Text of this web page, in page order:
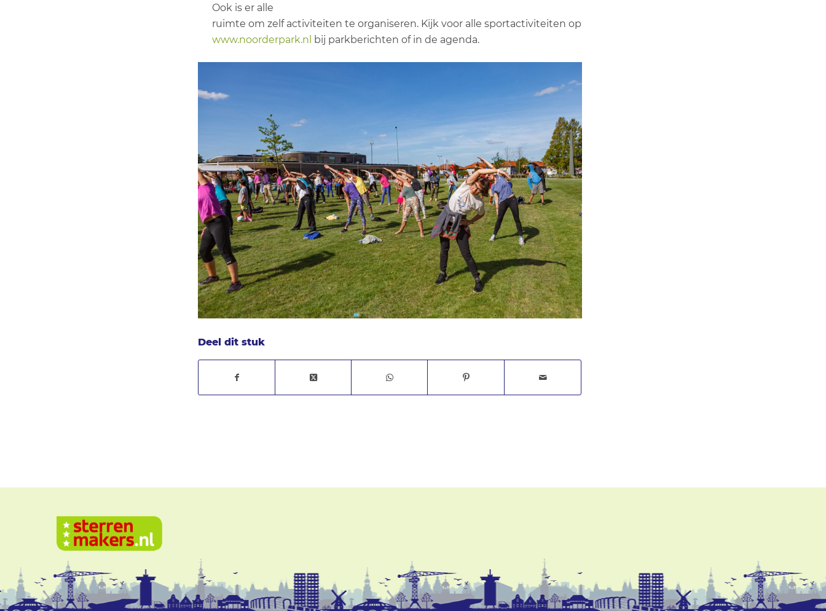
Ook is er alle
ruimte om zelf activiteiten te organiseren. Kijk voor alle sportactiviteiten op
www.noorderpark.nl bij parkberichten of in de agenda.
Deel dit stuk